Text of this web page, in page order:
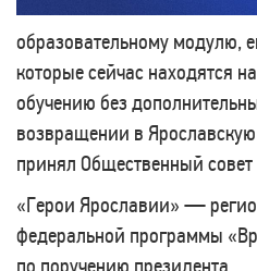
образовательному модулю,
которые сейчас находятся
обучению без
возвращении в
принял Общественный
«Герои Ярославии» —
федеральной программы
по поручению президента.